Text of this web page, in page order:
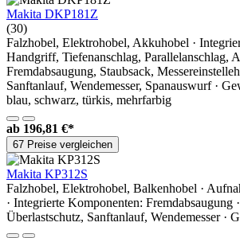
Makita DKP181Z
(30)
Falzhobel, Elektrohobel, Akkuhobel ·
Handgriff, Tiefenanschlag, Parallelanschlag,
Fremdabsaugung, Staubsack,
Sanftanlauf, Wendemesser, Spanauswurf ·
blau, schwarz, türkis, mehrfarbig
ab 196,81 €*
67 Preise vergleichen
Makita KP312S
Falzhobel, Elektrohobel, Balkenhobel ·
· Integrierte Komponenten: Fremdabsaugung
Überlastschutz, Sanftanlauf, Wendemesser ·